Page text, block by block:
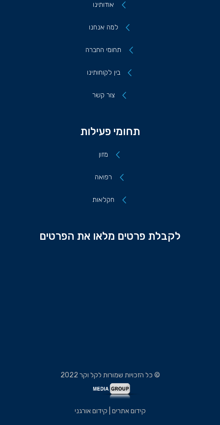
אודותינו
למה אנחנו
תחומי החברה
בין לקוחותינו
צור קשר
תחומי פעילות
מזון
רפואה
חקלאות
לקבלת פרטים מלאו את הפרטים
© כל הזכויות שמורות לקל וקר 2022
קידום אתרים | קידום אורגני